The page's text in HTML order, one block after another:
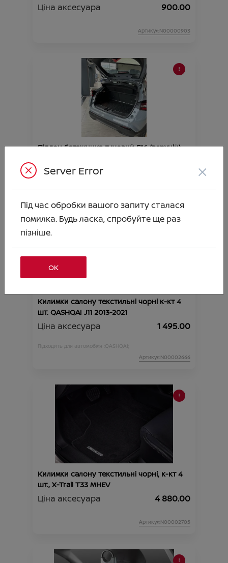
Ціна аксесуара 900.00
Артикул:N00000903
Піддон багажника гумовий F16 (верхній)
Килимки салону текстильні чорні к-кт 4
шт. QASHQAI J11 2013-2021
Ціна аксесуара 1 495.00
Підходить для автомобіля : QASHQAI;
Артикул:N00002666
Килимки салону текстильні чорні, к-кт 4
шт., X-Trail T33 MHEV
Ціна аксесуара 4 880.00
Артикул:N00002705
Server Error ×
Під час обробки вашого запиту сталася
помилка. Будь ласка, спробуйте ще раз
пізніше.
ОК